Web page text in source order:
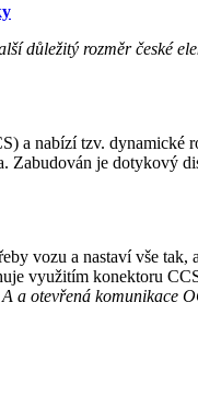
důležitý rozměr české
a nabízí tzv.
Zabudován je
vozu a nastaví vše
využitím konektoru
a otevřená komunikace